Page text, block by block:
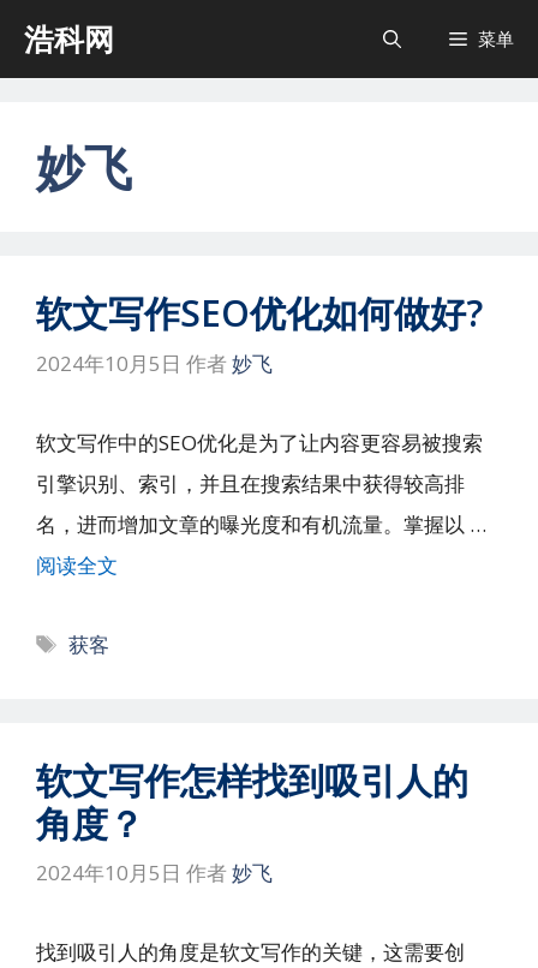
浩科网 菜单
妙飞
软文写作SEO优化如何做好?
2024年10月5日 作者妙飞
软文写作中的SEO优化是为了让内容更容易被搜索
引擎识别、索引，并且在搜索结果中获得较高排
名，进而增加文章的曝光度和有机流量。掌握以 …
阅读全文
标
获客
软文写作怎样找到吸引人的
角度？
2024年10月5日 作者妙飞
找到吸引人的角度是软文写作的关键，这需要创